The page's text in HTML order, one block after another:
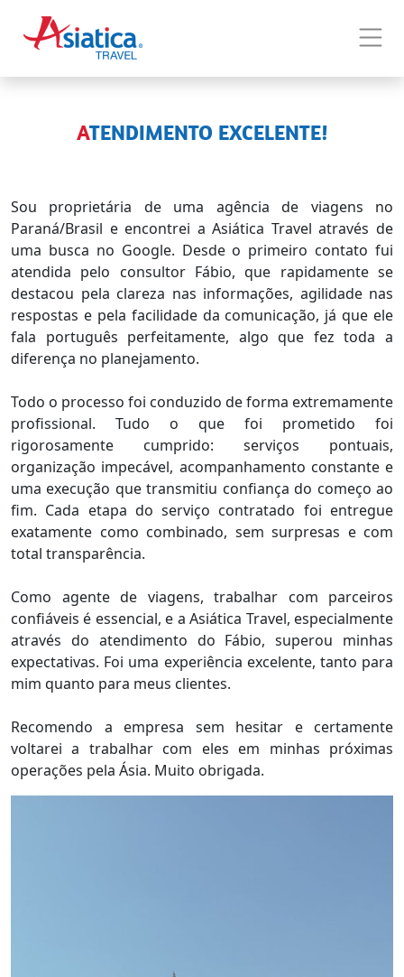
ATENDIMENTO EXCELENTE!
Sou proprietária de uma agência de viagens no
Paraná/Brasil e encontrei a Asiática Travel através de
uma busca no Google. Desde o primeiro contato fui
atendida pelo consultor Fábio, que rapidamente se
destacou pela clareza nas informações, agilidade nas
respostas e pela facilidade da comunicação, já que ele
fala português perfeitamente, algo que fez toda a
diferença no planejamento.
Todo o processo foi conduzido de forma extremamente
profissional. Tudo o que foi prometido foi
rigorosamente cumprido: serviços pontuais,
organização impecável, acompanhamento constante e
uma execução que transmitiu confiança do começo ao
fim. Cada etapa do serviço contratado foi entregue
exatamente como combinado, sem surpresas e com
total transparência.
Como agente de viagens, trabalhar com parceiros
confiáveis é essencial, e a Asiática Travel, especialmente
através do atendimento do Fábio, superou minhas
expectativas. Foi uma experiência excelente, tanto para
mim quanto para meus clientes.
Recomendo a empresa sem hesitar e certamente
voltarei a trabalhar com eles em minhas próximas
operações pela Ásia. Muito obrigada.